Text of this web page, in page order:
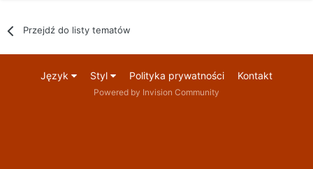
Przejdź do listy tematów
Język Styl Polityka prywatności Kontakt
Powered by Invision Community